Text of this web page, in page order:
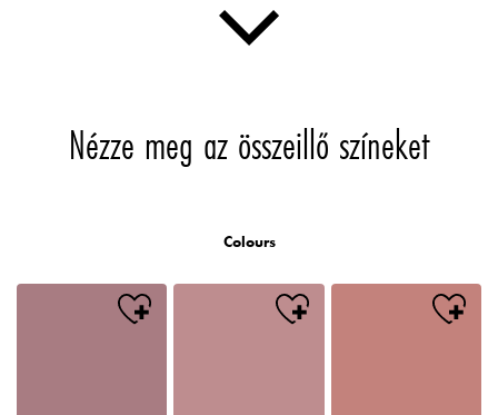
Nézze meg az összeillő színeket
Colours